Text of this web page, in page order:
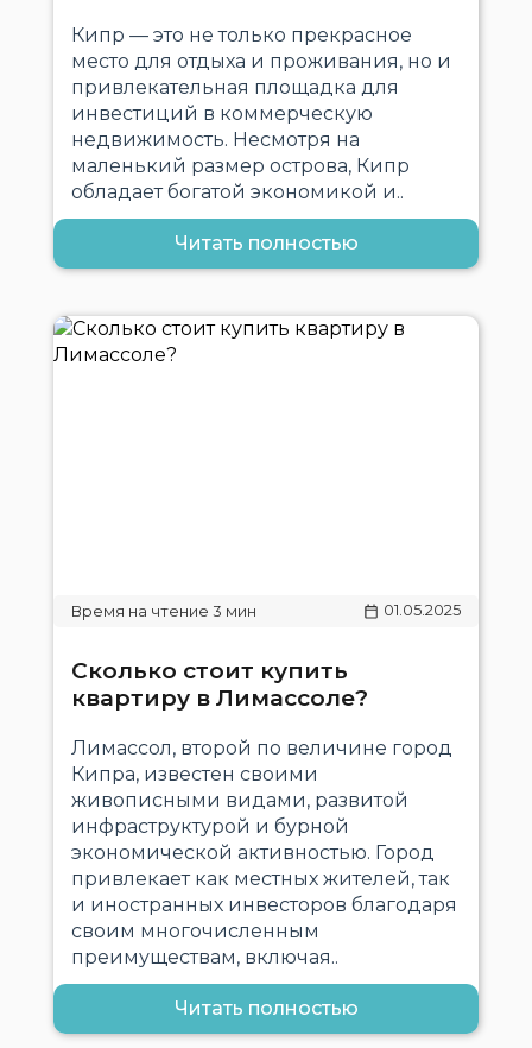
Кипр — это не только прекрасное
место для отдыха и проживания, но и
привлекательная площадка для
инвестиций в коммерческую
недвижимость. Несмотря на
маленький размер острова, Кипр
обладает богатой экономикой и..
Читать полностью
01.05.2025
Сколько стоит купить
квартиру в Лимассоле?
Лимассол, второй по величине город
Кипра, известен своими
живописными видами, развитой
инфраструктурой и бурной
экономической активностью. Город
привлекает как местных жителей, так
и иностранных инвесторов благодаря
своим многочисленным
преимуществам, включая..
Читать полностью